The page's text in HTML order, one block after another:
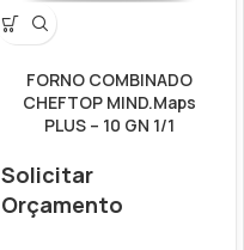
FORNO COMBINADO
CHEFTOP MIND.Maps
PLUS – 10 GN 1/1
Solicitar
Orçamento